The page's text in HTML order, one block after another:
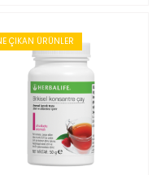
ÇIKAN ÜRÜNLER